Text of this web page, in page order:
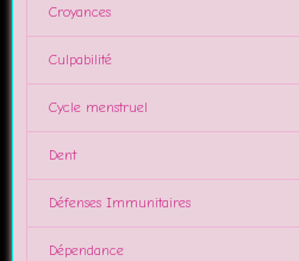
Croyances
Culpabilité
Cycle menstruel
Dent
Défenses Immunitaires
Dépendance